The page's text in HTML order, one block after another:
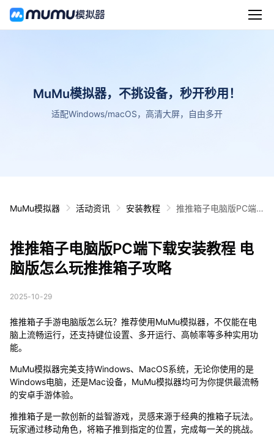
MuMu模拟器，不挑设备，秒开秒用！
适配Windows/macOS，高清大屏，自由多开
MuMu模拟器 活动资讯 安装教程
推推箱子电脑版PC端
推推箱子电脑版PC端下载安装教程 电
脑版怎么玩推推箱子攻略
2025-10-29
推推箱子手游电脑版怎么玩？推荐使用MuMu模拟器，不仅能在电
脑上流畅运行，还支持键位设置、多开运行、高帧率等多种实用功
能。
MuMu模拟器完美支持Windows、MacOS系统，无论你使用的是
Windows电脑，还是Mac设备，MuMu模拟器均可为你提供最流畅
的安卓手游体验。
推推箱子是一款创新的益智游戏，灵感来源于经典的推箱子玩法。
玩家通过移动角色，将箱子推到指定的位置，完成每一关的挑战。